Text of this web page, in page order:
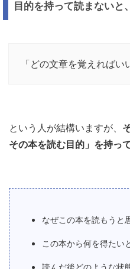
目的を持って読まないと
「どの文章を覚えればい
という人が結構いますが、
その本を読む目的」を持っ
なぜこの本を読もうと
この本から何を得たい